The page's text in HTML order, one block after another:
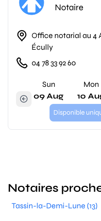
Notaire
Office notarial au 4
Écully
04 78 33 92 60
Sun
09 Aug
Mon
10
Disponible
Notaires
Tassin-la-Demi-Lune (13)